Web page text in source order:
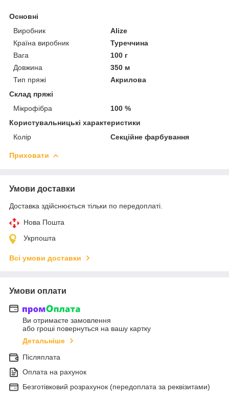
Основні
Виробник
Alize
Країна виробник
Туреччина
Вага
100 г
Довжина
350 м
Тип пряжі
Акрилова
Склад пряжі
Мікрофібра
100 %
Користувальницькі характеристики
Колір
Секційне фарбування
Приховати
Умови доставки
Доставка здійснюється тільки по передоплаті.
Нова Пошта
Укрпошта
Всі умови доставки
Умови оплати
Ви отримаєте замовлення
або гроші повернуться на вашу картку
Детальніше
Післяплата
Оплата на рахунок
Безготівковий розрахунок (передоплата за реквізитами)